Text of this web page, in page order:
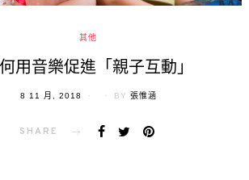
其他
用音樂促進「親子互動」
POSTED
8 11 月, 2018 BY 張惟涵
SHARE